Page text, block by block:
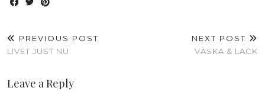
PREVIOUS POST
LIVET JUST NU
NEXT POST
VÄSKA & LACK
Leave a Reply